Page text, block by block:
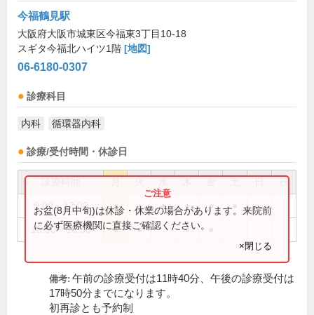
今福鶴見駅
大阪府大阪市城東区今福東3丁目10-18
スギタ今福北ハイツ1階 [地図]
06-6180-0307
診療科目
内科 循環器内科
診療/受付時間・休診日
祝
9:00～12:00 ● ● ● ● ●
15:30～18:30 ● ● ●
お盆(8月中旬)は休診・休業の場合があります。来院前
に必ず医療機関に直接ご確認ください。
×閉じる
備考: 午前の診療受付は11時40分、午後の診療受付は
17時50分までになります。
初再診とも予約制